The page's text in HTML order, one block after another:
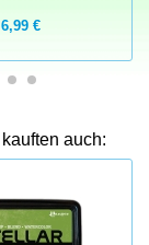
6,99 €
auch: